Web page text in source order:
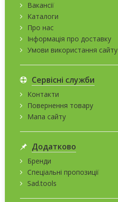
Вакансії
Каталоги
Про нас
Інформація про доставку
Умови використання сайту
Сервісні служби
Контакти
Повернення товару
Мапа сайту
Додатково
Бренди
Спеціальні пропозиції
Sad.tools